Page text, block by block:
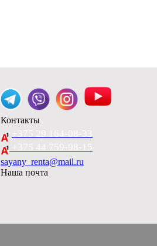
Контакты
+375 29 164-08-33
+375 44 759-98-15
sayany_renta@mail.ru
Наша почта